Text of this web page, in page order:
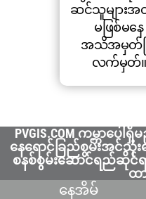
ဆင်သူများ
မဖြစ်မနေ
အသိအမှတ်
လက်မှတ်။
PVGIS.COM ကမ္ဘာ
နေရောင်ခြည်စွမ်းအင်သုံး
စနစ်စွမ်းဆောင်ရည်ဆိုင်
ထ
နေအိမ်